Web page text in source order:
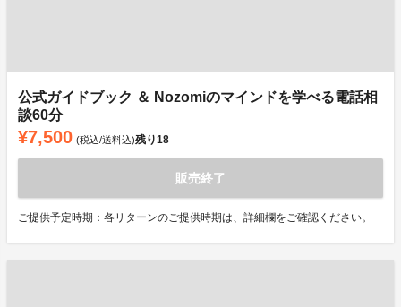
公式ガイドブック ＆ Nozomiのマインドを学べる電話相
談60分
¥7,500 (税込/送料込)残り18
販売終了
ご提供予定時期：各リターンのご提供時期は、詳細欄をご確認ください。